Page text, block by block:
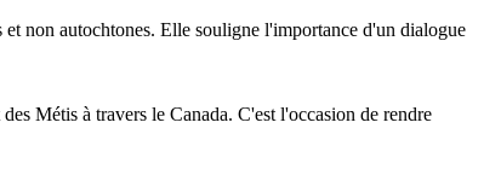
non autochtones. Elle souligne l'importance d'un dialogue
Métis à travers le Canada. C'est l'occasion de rendre